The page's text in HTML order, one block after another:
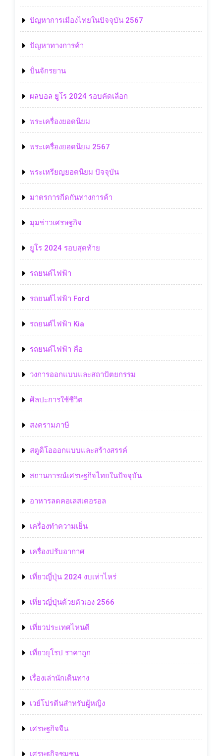
ปัญหาการเมืองไทยในปัจจุบัน 2567
ปัญหาทางการค้า
ปั่นจักรยาน
ผลบอล ยูโร 2024 รอบคัดเลือก
พระเครื่องยอดนิยม
พระเครื่องยอดนิยม 2567
พระเหรียญยอดนิยม ปัจจุบัน
มาตรการกีดกันทางการค้า
มุมข่าวเศรษฐกิจ
ยูโร 2024 รอบสุดท้าย
รถยนต์ไฟฟ้า
รถยนต์ไฟฟ้า Ford
รถยนต์ไฟฟ้า Kia
รถยนต์ไฟฟ้า คือ
วงการออกแบบและสถาปัตยกรรม
ศิลปะการใช้ชีวิต
สงครามภาษี
สตูดิโอออกแบบและสร้างสรรค์
สถานการณ์เศรษฐกิจไทยในปัจจุบัน
อาหารลดคอเลสเตอรอล
เครื่องทำความเย็น
เครื่องปรับอากาศ
เที่ยวญี่ปุ่น 2024 งบเท่าไหร่
เที่ยวญี่ปุ่นด้วยตัวเอง 2566
เที่ยวประเทศไหนดี
เที่ยวยุโรป ราคาถูก
เรื่องเล่านักเดินทาง
เวย์โปรตีนสำหรับผู้หญิง
เศรษฐกิจจีน
เศรษฐกิจชุมชน